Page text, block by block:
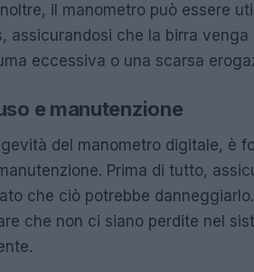
il manometro può essere
assicurandosi che la birra
eccessiva o una scarsa
e manutenzione
del manometro digitale, è
Prima di tutto,
che ciò potrebbe
che non ci siano perdite nel